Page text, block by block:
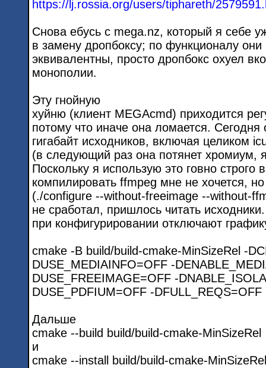
https://lj.rossia.org/users/tiphareth/2
Снова ебусь с mega.nz, который я себе
в замену дропбоксу; по функционалу
эквивалентны, просто дропбокс охуел
монополии.
Эту гнойную
хуйню (клиент MEGAcmd) приходится
потому что иначе она ломается. Сегодня
гигабайт исходников, включая целиком
(в следующий раз она потянет хромиум,
Поскольку я использую это говно строго
компилировать ffmpeg мне не хочется,
(./configure --without-freeimage --without-
не сработал, пришлось читать
при конфигурировании отключают
cmake -B build/build-cmake-MinSizeRel -
DUSE_MEDIAINFO=OFF -
DUSE_FREEIMAGE=OFF -
DUSE_PDFIUM=OFF -DFULL_REQS=OFF
Дальше
cmake --build build/build-cmake-MinSizeRel
и
cmake --install build/build-cmake-MinSizeRel